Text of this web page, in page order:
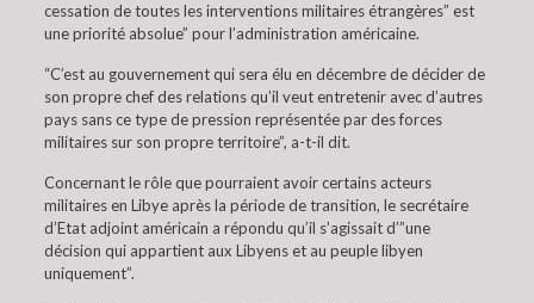
cessation de toutes les interventions militaires étrangères” est
une priorité absolue” pour l’administration américaine.
“C’est au gouvernement qui sera élu en décembre de décider de
son propre chef des relations qu’il veut entretenir avec d’autres
pays sans ce type de pression représentée par des forces
militaires sur son propre territoire”, a-t-il dit.
Concernant le rôle que pourraient avoir certains acteurs
militaires en Libye après la période de transition, le secrétaire
d’Etat adjoint américain a répondu qu’il s’agissait d’”une
décision qui appartient aux Libyens et au peuple libyen
uniquement”.